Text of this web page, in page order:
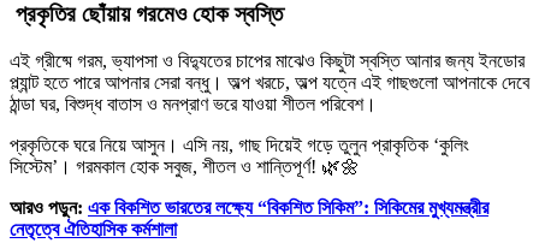
প্রকৃতির ছোঁয়ায় গরমেও হোক স্বস্তি
এই গ্রীষ্মে গরম, ভ্যাপসা ও বিদ্যুতের চাপের মাঝেও কিছুটা স্বস্তি আনার জন্য ইনডোর
প্ল্যান্ট হতে পারে আপনার সেরা বন্ধু। অল্প খরচে, অল্প যত্নে এই গাছগুলো আপনাকে দেবে
ঠান্ডা ঘর, বিশুদ্ধ বাতাস ও মনপ্রাণ ভরে যাওয়া শীতল পরিবেশ।
প্রকৃতিকে ঘরে নিয়ে আসুন। এসি নয়, গাছ দিয়েই গড়ে তুলুন প্রাকৃতিক ‘কুলিং
সিস্টেম’। গরমকাল হোক সবুজ, শীতল ও শান্তিপূর্ণ! 🌿🌼
আরও পড়ুন: এক বিকশিত ভারতের লক্ষ্যে “বিকশিত সিকিম”: সিকিমের মুখ্যমন্ত্রীর
নেতৃত্বে ঐতিহাসিক কর্মশালা